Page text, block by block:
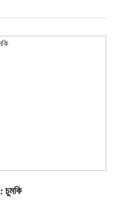
চুমকি